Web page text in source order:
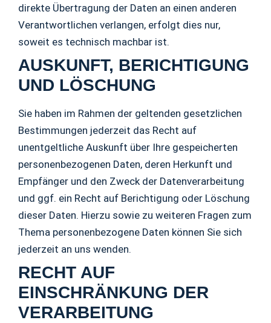
direkte Übertragung der Daten an einen anderen
Verantwortlichen verlangen, erfolgt dies nur,
soweit es technisch machbar ist.
AUSKUNFT, BERICHTIGUNG
UND LÖSCHUNG
Sie haben im Rahmen der geltenden gesetzlichen
Bestimmungen jederzeit das Recht auf
unentgeltliche Auskunft über Ihre gespeicherten
personenbezogenen Daten, deren Herkunft und
Empfänger und den Zweck der Datenverarbeitung
und ggf. ein Recht auf Berichtigung oder Löschung
dieser Daten. Hierzu sowie zu weiteren Fragen zum
Thema personenbezogene Daten können Sie sich
jederzeit an uns wenden.
RECHT AUF
EINSCHRÄNKUNG DER
VERARBEITUNG